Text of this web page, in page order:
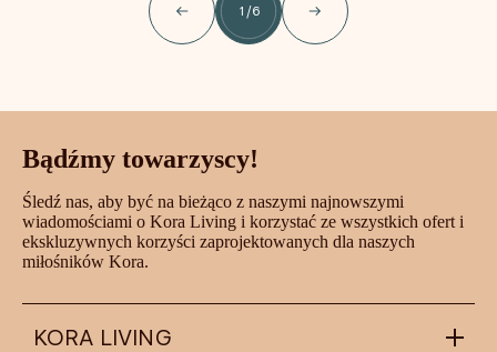
1 /6
Bądźmy towarzyscy!
Śledź nas, aby być na bieżąco z naszymi najnowszymi
wiadomościami o Kora Living i korzystać ze wszystkich ofert i
ekskluzywnych korzyści zaprojektowanych dla naszych
miłośników Kora.
KORA LIVING